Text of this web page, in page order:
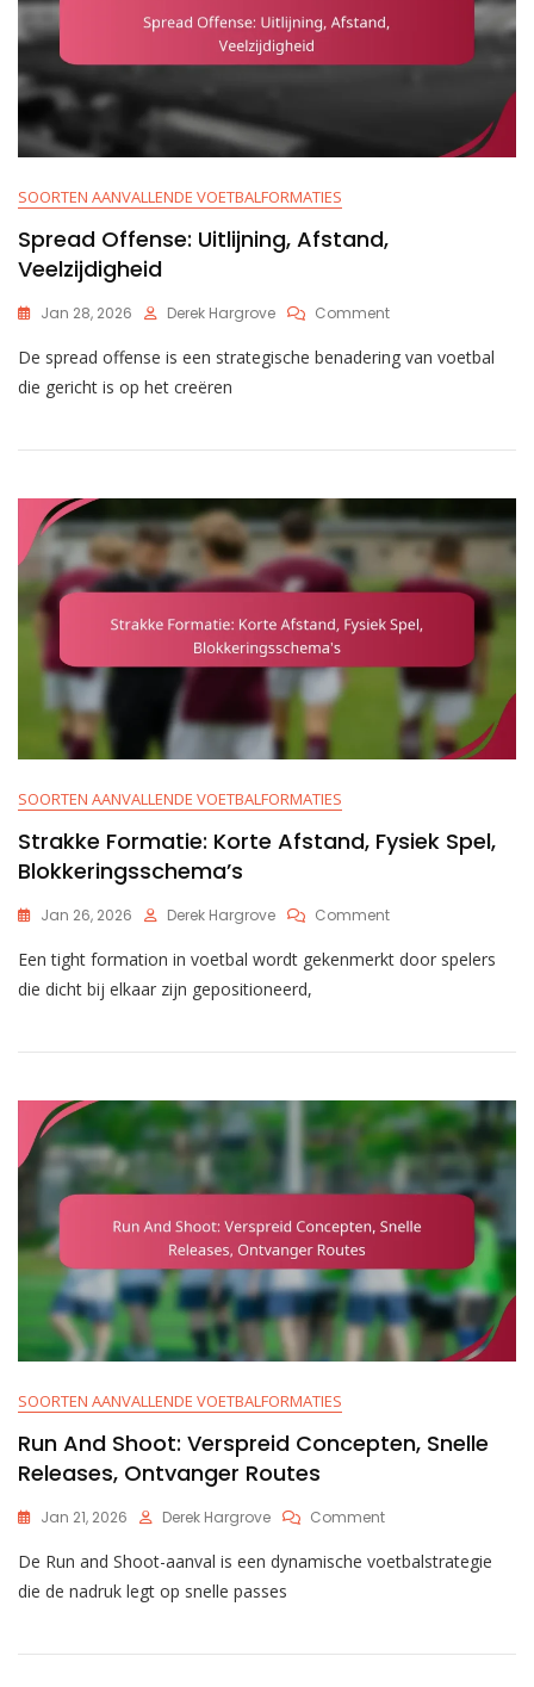
SOORTEN AANVALLENDE VOETBALFORMATIES
Spread Offense: Uitlijning, Afstand,
Veelzijdigheid
Jan 28, 2026 Derek Hargrove CommentOn
Offense:
De spread offense is een strategische benadering van voetbal
die gericht is op het creëren
SOORTEN AANVALLENDE VOETBALFORMATIES
Strakke Formatie: Korte Afstand, Fysiek Spel,
Blokkeringsschema’s
Jan 26, 2026 Derek Hargrove CommentOn
Formatie:
Spel,
Een tight formation in voetbal wordt gekenmerkt door spelers
die dicht bij elkaar zijn gepositioneerd,
SOORTEN AANVALLENDE VOETBALFORMATIES
Run And Shoot: Verspreid Concepten, Snelle
Releases, Ontvanger Routes
Jan 21, 2026 Derek Hargrove CommentOn
And
Snelle
De Run and Shoot-aanval is een dynamische voetbalstrategie
die de nadruk legt op snelle passes